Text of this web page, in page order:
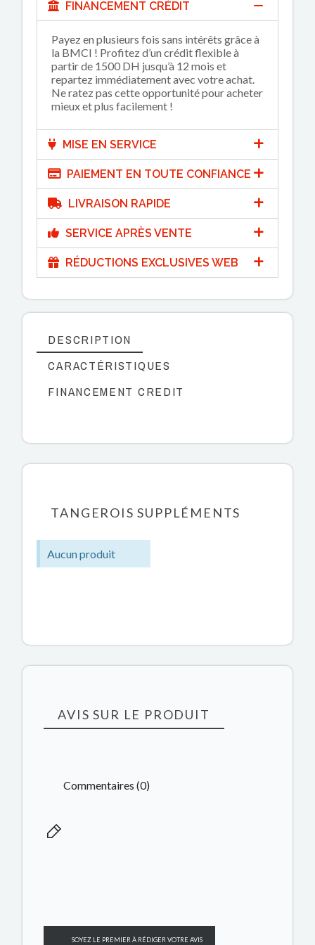
FINANCEMENT CRÉDIT
Payez en plusieurs fois sans intérêts grâce à
la BMCI ! Profitez d’un crédit flexible à
partir de 1500 DH jusqu’à 12 mois et
repartez immédiatement avec votre achat.
Ne ratez pas cette opportunité pour acheter
mieux et plus facilement !
MISE EN SERVICE
PAIEMENT EN TOUTE CONFIANCE
LIVRAISON RAPIDE
SERVICE APRÈS VENTE
RÉDUCTIONS EXCLUSIVES WEB
DESCRIPTION
CARACTÉRISTIQUES
FINANCEMENT CREDIT
TANGEROIS SUPPLÉMENTS
Aucun produit
AVIS SUR LE PRODUIT
Commentaires (0)
SOYEZ LE PREMIER À RÉDIGER VOTRE AVIS